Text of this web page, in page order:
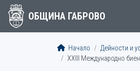
ОБЩИНА ГАБРОВО
Начало Дейности и
XXIII Международно